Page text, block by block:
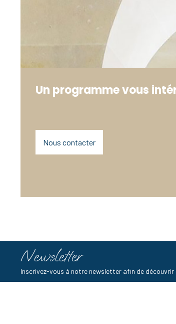
Un programme vous
Nous contacter
Newsletter
Inscrivez-vous à notre newsletter afin de